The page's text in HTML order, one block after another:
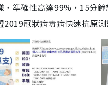
，準確性高達99%，15分
2019冠狀病毒病快速抗原測